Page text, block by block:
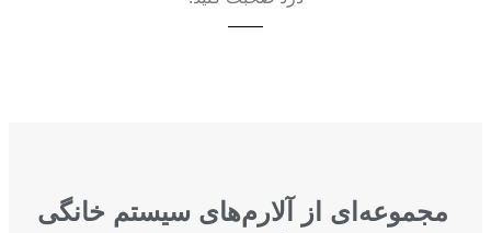
مجموعه‌ای از آلارم‌های سیستم خانگی